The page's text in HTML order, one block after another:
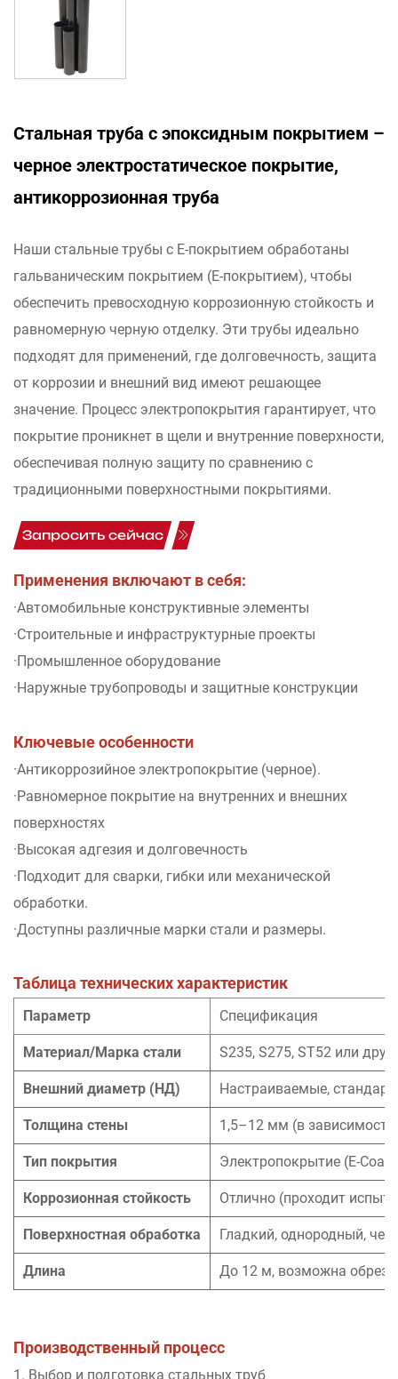
Стальная труба с эпоксидным покрытием –
черное электростатическое покрытие,
антикоррозионная труба
Наши стальные трубы с E-покрытием обработаны
гальваническим покрытием (E-покрытием), чтобы
обеспечить превосходную коррозионную стойкость и
равномерную черную отделку. Эти трубы идеально
подходят для применений, где долговечность, защита
от коррозии и внешний вид имеют решающее
значение. Процесс электропокрытия гарантирует, что
покрытие проникнет в щели и внутренние поверхности,
обеспечивая полную защиту по сравнению с
традиционными поверхностными покрытиями.
Запросить сейчас
Применения включают в себя:
·Автомобильные конструктивные элементы
·Строительные и инфраструктурные проекты
·Промышленное оборудование
·Наружные трубопроводы и защитные конструкции
Ключевые особенности
·Антикоррозийное электропокрытие (черное).
·Равномерное покрытие на внутренних и внешних
поверхностях
·Высокая адгезия и долговечность
·Подходит для сварки, гибки или механической
обработки.
·Доступны различные марки стали и размеры.
Таблица технических характеристик
Параметр Спецификация
Материал/Марка стали S235, S275, ST52 или
Внешний диаметр (НД) Настраиваемые,
Толщина стены 1,5–12 мм (в
Тип покрытия Электропокрытие (E-
Коррозионная стойкость Отлично (проходит
Поверхностная обработка Гладкий, однородный,
Длина До 12 м, возможна
Производственный процесс
1. Выбор и подготовка стальных труб